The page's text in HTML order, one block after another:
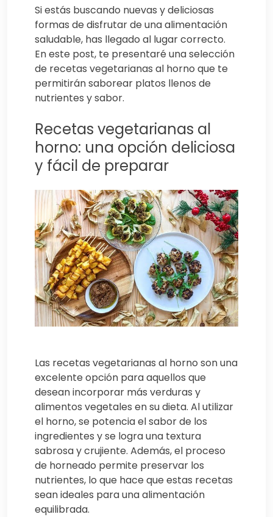
Si estás buscando nuevas y deliciosas
formas de disfrutar de una alimentación
saludable, has llegado al lugar correcto.
En este post, te presentaré una selección
de recetas vegetarianas al horno que te
permitirán saborear platos llenos de
nutrientes y sabor.
Recetas vegetarianas al
horno: una opción deliciosa
y fácil de preparar
Las recetas vegetarianas al horno son una
excelente opción para aquellos que
desean incorporar más verduras y
alimentos vegetales en su dieta. Al utilizar
el horno, se potencia el sabor de los
ingredientes y se logra una textura
sabrosa y crujiente. Además, el proceso
de horneado permite preservar los
nutrientes, lo que hace que estas recetas
sean ideales para una alimentación
equilibrada.